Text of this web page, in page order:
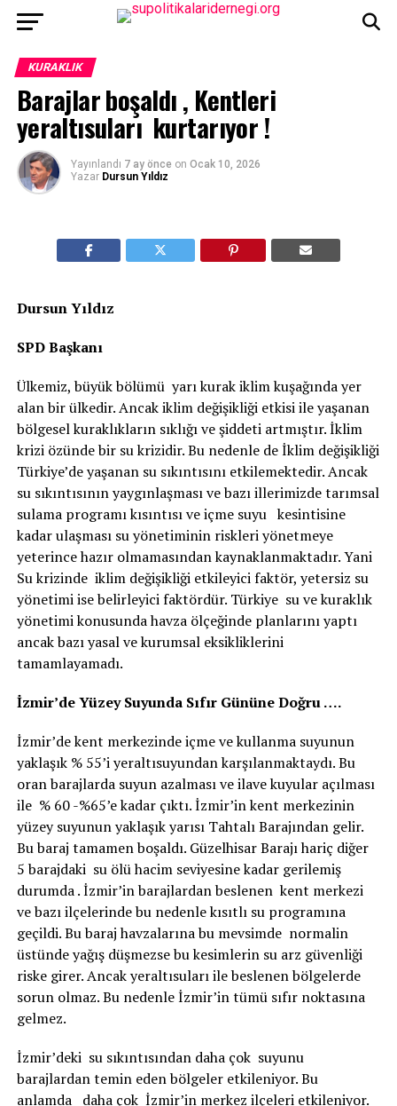
KURAKLIK
Barajlar boşaldı , Kentleri
yeraltısuları kurtarıyor !
Yayınlandı 7 ay önce on Ocak 10, 2026
Yazar Dursun Yıldız
Dursun Yıldız
SPD Başkanı
Ülkemiz, büyük bölümü yarı kurak iklim kuşağında yer
alan bir ülkedir. Ancak iklim değişikliği etkisi ile yaşanan
bölgesel kuraklıkların sıklığı ve şiddeti artmıştır. İklim
krizi özünde bir su krizidir. Bu nedenle de İklim değişikliği
Türkiye’de yaşanan su sıkıntısını etkilemektedir. Ancak
su sıkıntısının yaygınlaşması ve bazı illerimizde tarımsal
sulama programı kısıntısı ve içme suyu kesintisine
kadar ulaşması su yönetiminin riskleri yönetmeye
yeterince hazır olmamasından kaynaklanmaktadır. Yani
Su krizinde iklim değişikliği etkileyici faktör, yetersiz su
yönetimi ise belirleyici faktördür. Türkiye su ve kuraklık
yönetimi konusunda havza ölçeğinde planlarını yaptı
ancak bazı yasal ve kurumsal eksikliklerini
tamamlayamadı.
İzmir’de Yüzey Suyunda Sıfır Gününe Doğru ….
İzmir’de kent merkezinde içme ve kullanma suyunun
yaklaşık % 55’i yeraltısuyundan karşılanmaktaydı. Bu
oran barajlarda suyun azalması ve ilave kuyular açılması
ile % 60 -%65’e kadar çıktı. İzmir’in kent merkezinin
yüzey suyunun yaklaşık yarısı Tahtalı Barajından gelir.
Bu baraj tamamen boşaldı. Güzelhisar Barajı hariç diğer
5 barajdaki su ölü hacim seviyesine kadar gerilemiş
durumda . İzmir’in barajlardan beslenen kent merkezi
ve bazı ilçelerinde bu nedenle kısıtlı su programına
geçildi. Bu baraj havzalarına bu mevsimde normalin
üstünde yağış düşmezse bu kesimlerin su arz güvenliği
riske girer. Ancak yeraltısuları ile beslenen bölgelerde
sorun olmaz. Bu nedenle İzmir’in tümü sıfır noktasına
gelmez.
İzmir’deki su sıkıntısından daha çok suyunu
barajlardan temin eden bölgeler etkileniyor. Bu
anlamda daha çok İzmir’in merkez ilçeleri etkileniyor.